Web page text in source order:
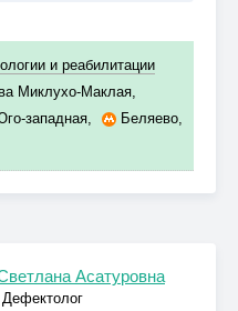
и реабилитации
Миклухо-Маклая,
западная, Беляево,
Асатуровна